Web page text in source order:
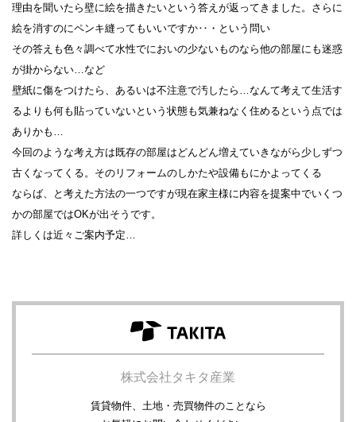
理由を聞いたら壁に絵を描きたいという答えが返ってきました。さらに
絵を消すのにペンキ縫ってもいいですか‥・という問い
その答えも色々調べて水性でにおいの少ないものなら他の部屋にも迷惑
が掛からない…など
壁紙に傷をつけたら、あるいは不注意で汚したら…なんて考えて生活す
るよりも何も貼っていないという状態も気兼ねなく住めるという点では
ありかも…
今回のような考え方は既存の部屋はどんどん増えていきながら少しずつ
古くなってくる。そのリフォームのしかたや設備もにかよってくる
ならば、と考えた方法の一つですが現在家主様に内容を提案中でいくつ
かの部屋ではOKが出そうです。
詳しくは近々ご案内予定…
株式会社タキタ産業
賃貸物件、土地・売買物件のことなら